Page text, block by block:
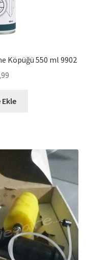
Köpüğü 550 ml 9902